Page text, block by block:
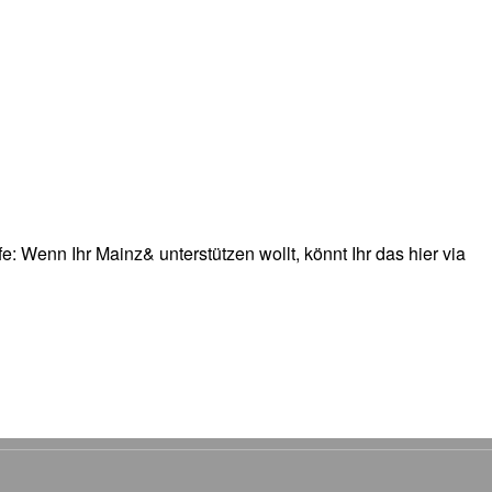
Wenn Ihr Mainz& unterstützen wollt, könnt Ihr das hier via